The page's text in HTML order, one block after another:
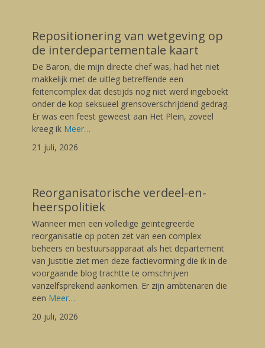
Repositionering van wetgeving op
de interdepartementale kaart
Posted
on
21/07/2026
Author
Gerard
De Baron, die mijn directe chef was, had het niet
makkelijk met de uitleg betreffende een
feitencomplex dat destijds nog niet werd ingeboekt
onder de kop seksueel grensoverschrijdend gedrag.
Er was een feest geweest aan Het Plein, zoveel
kreeg ik Meer…
21 juli, 2026
Reorganisatorische verdeel-en-
heerspolitiek
Posted
on
20/07/2026
Author
Gerard
Wanneer men een volledige geïntegreerde
reorganisatie op poten zet van een complex
beheers en bestuursapparaat als het departement
van Justitie ziet men deze factievorming die ik in de
voorgaande blog trachtte te omschrijven
vanzelfsprekend aankomen. Er zijn ambtenaren die
een Meer…
20 juli, 2026